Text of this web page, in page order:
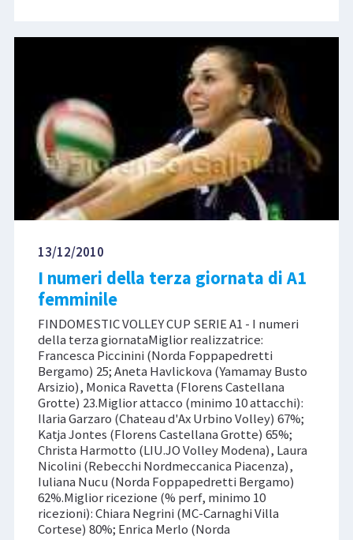
13/12/2010
I numeri della terza giornata di A1
femminile
FINDOMESTIC VOLLEY CUP SERIE A1 - I numeri
della terza giornataMiglior realizzatrice:
Francesca Piccinini (Norda Foppapedretti
Bergamo) 25; Aneta Havlickova (Yamamay Busto
Arsizio), Monica Ravetta (Florens Castellana
Grotte) 23.Miglior attacco (minimo 10 attacchi):
Ilaria Garzaro (Chateau d'Ax Urbino Volley) 67%;
Katja Jontes (Florens Castellana Grotte) 65%;
Christa Harmotto (LIU.JO Volley Modena), Laura
Nicolini (Rebecchi Nordmeccanica Piacenza),
Iuliana Nucu (Norda Foppapedretti Bergamo)
62%.Miglior ricezione (% perf, minimo 10
ricezioni): Chiara Negrini (MC-Carnaghi Villa
Cortese) 80%; Enrica Merlo (Norda